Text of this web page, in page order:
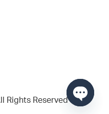
Rights Reserved